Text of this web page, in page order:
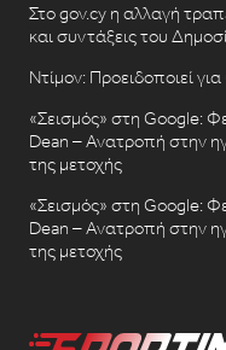
Στο gov.cy η αλλαγή
και συντάξεις του
Ντίμον: Προειδοποιεί
«Σεισμός» στη Google:
Dean – Ανατροπή στην
της μετοχής
«Σεισμός» στη Google:
Dean – Ανατροπή στην
της μετοχής